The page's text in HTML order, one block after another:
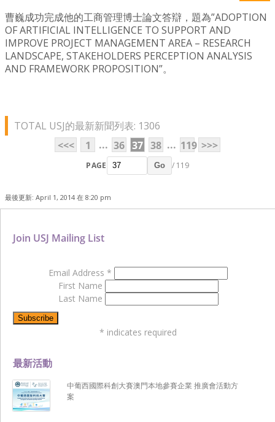
曹巍成功完成他的工商管理博士論文答辯，題為”ADOPTION
OF ARTIFICIAL INTELLIGENCE TO SUPPORT AND
IMPROVE PROJECT MANAGEMENT AREA – RESEARCH
LANDSCAPE, STAKEHOLDERS PERCEPTION ANALYSIS
AND FRAMEWORK PROPOSITION”。
TOTAL USJ的最新新聞列表: 1306
<<<
1 ... 36 37 38 ... 119 >>>
PAGE Go / 119
最後更新: April 1, 2014 在 8:20 pm
最新活動
中葡西國際科創大賽澳門本地參賽企業 推廣會活動方
案
Join USJ Mailing List
Email Address *
First Name
Last Name
* indicates required